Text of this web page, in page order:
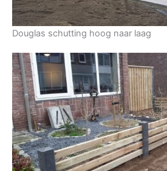
Douglas schutting hoog naar laag